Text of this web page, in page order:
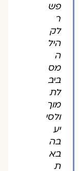
פש
ר
לק
היל
ה
מס
ביב
לת
מוך
ולסי
יע
בה
בא
ת